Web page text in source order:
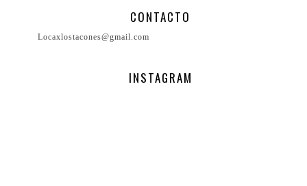
CONTACTO
Locaxlostacones@gmail.com
INSTAGRAM